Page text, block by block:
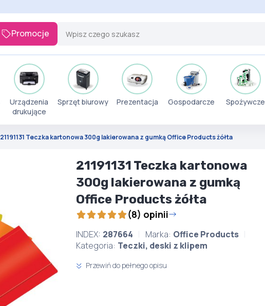
Promocje
Urządzenia
drukujące
Sprzęt biurowy Prezentacja Gospodarcze Spożywcze
21191131 Teczka kartonowa 300g lakierowana z gumką Office Products żółta
21191131 Teczka kartonowa
300g lakierowana z gumką
Office Products żółta
(8) opinii
INDEX: 287664 Marka: Office Products
Kategoria: Teczki, deski z klipem
Przewiń do pełnego opisu